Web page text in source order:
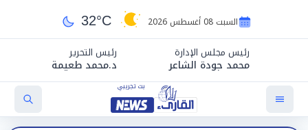
السبت 08 أغسطس 2026 32°C
رئيس مجلس الإدارة
محمد جودة الشاعر
رئيس التحرير
د.محمد طعيمة